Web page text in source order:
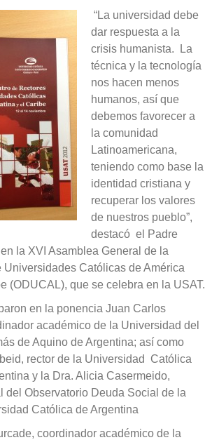
“La universidad debe
dar respuesta a la
crisis humanista. La
técnica y la tecnología
nos hacen menos
humanos, así que
debemos favorecer a
la comunidad
Latinoamericana,
teniendo como base la
identidad cristiana y
recuperar los valores
de nuestros pueblo”,
destacó el Padre
la XVI Asamblea General de la
Universidades Católicas de América
(ODUCAL), que se celebra en la USAT.
en la ponencia Juan Carlos
académico de la Universidad del
de Aquino de Argentina; así como
rector de la Universidad Católica
y la Dra. Alicia Casermeido,
del Observatorio Deuda Social de la
Católica de Argentina
coordinador académico de la